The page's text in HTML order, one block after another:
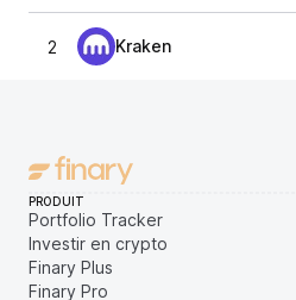
2 Kraken
PRODUIT
Portfolio Tracker
Investir en crypto
Finary Plus
Finary Pro